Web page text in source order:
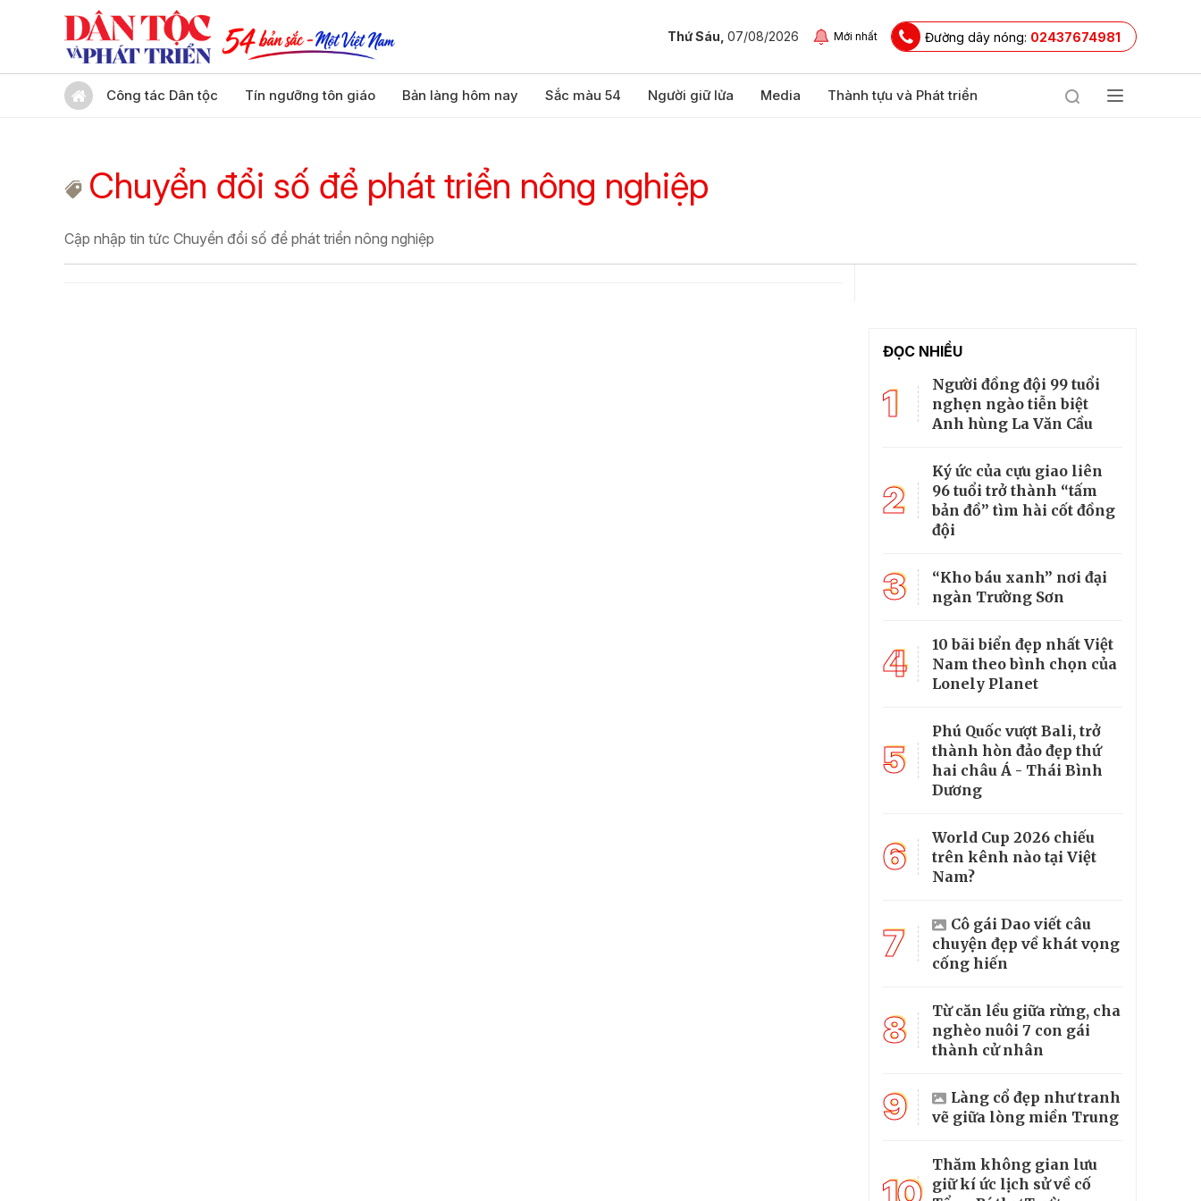
Thứ Sáu, 07/08/2026 Mới nhất Đường dây nóng: 02437674981
Công tác Dân tộc Tín ngưỡng tôn giáo Bản làng hôm nay Sắc màu 54 Người giữ lửa Media Thành tựu và Phát triển
Chuyển đổi số để phát triển nông nghiệp
Cập nhập tin tức Chuyển đổi số để phát triển nông nghiệp
ĐỌC NHIỀU
1
Người đồng đội 99 tuổi
nghẹn ngào tiễn biệt
Anh hùng La Văn Cầu
2
Ký ức của cựu giao liên
96 tuổi trở thành “tấm
bản đồ” tìm hài cốt đồng
đội
3
“Kho báu xanh” nơi đại
ngàn Trường Sơn
4
10 bãi biển đẹp nhất Việt
Nam theo bình chọn của
Lonely Planet
5
Phú Quốc vượt Bali, trở
thành hòn đảo đẹp thứ
hai châu Á - Thái Bình
Dương
6
World Cup 2026 chiếu
trên kênh nào tại Việt
Nam?
7
Cô gái Dao viết câu
chuyện đẹp về khát vọng
cống hiến
8
Từ căn lều giữa rừng, cha
nghèo nuôi 7 con gái
thành cử nhân
9
Làng cổ đẹp như tranh
vẽ giữa lòng miền Trung
Thăm không gian lưu
giữ kí ức lịch sử về cố